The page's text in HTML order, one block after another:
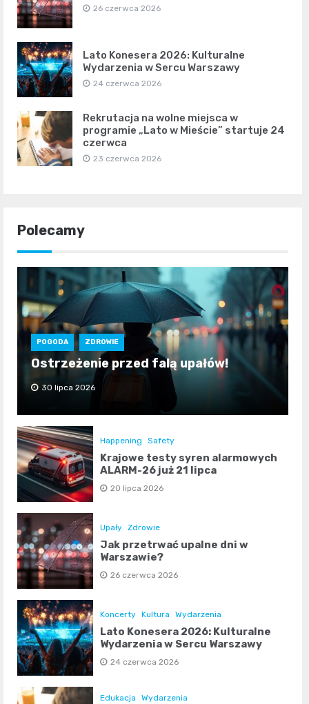
26 czerwca 2026
Lato Konesera 2026: Kulturalne
Wydarzenia w Sercu Warszawy
24 czerwca 2026
Rekrutacja na wolne miejsca w
programie „Lato w Mieście” startuje 24
czerwca
23 czerwca 2026
Polecamy
POGODA ZDROWIE
Ostrzeżenie przed falą upałów!
30 lipca 2026
Happening Safety
Krajowe testy syren alarmowych
ALARM-26 już 21 lipca
20 lipca 2026
Upały Zdrowie
Jak przetrwać upalne dni w
Warszawie?
26 czerwca 2026
Koncerty Kultura Wydarzenia
Lato Konesera 2026: Kulturalne
Wydarzenia w Sercu Warszawy
24 czerwca 2026
Edukacja Wydarzenia